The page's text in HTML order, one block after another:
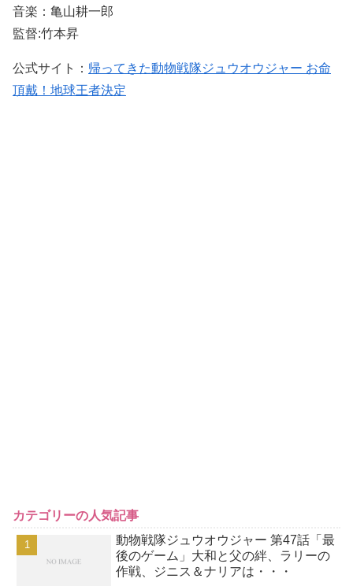
音楽：亀山耕一郎
監督:竹本昇
公式サイト： 帰ってきた動物戦隊ジュウオウジャー お命
頂戴！地球王者決定
カテゴリーの人気記事
動物戦隊ジュウオウジャー 第47話「最
後のゲーム」大和と父の絆、ラリーの
作戦、ジニス＆ナリアは・・・